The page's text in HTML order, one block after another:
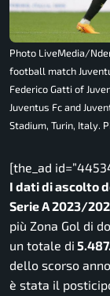
Photo LiveMedia/
football match
Federico Gatti of
Juventus Fc and
Stadium, Turin, Italy.
[the_ad
I dati di ascolto
Serie A 2023/
più Zona Gol di
un totale di
dello scorso
è stata il